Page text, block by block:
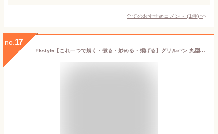
全てのおすすめコメント (1件) >
no. 17
Fkstyle【これ一つで焼く・煮る・炒める・揚げる】グリルパン 丸型 鉄板 直火 ガス火 アルミ合金 超軽量 618g焦げ付きにくい イノーブルコーティング 木製ハンドル 収納バッグ付き キャンプ飯 アウトドア 家庭用 BBQ